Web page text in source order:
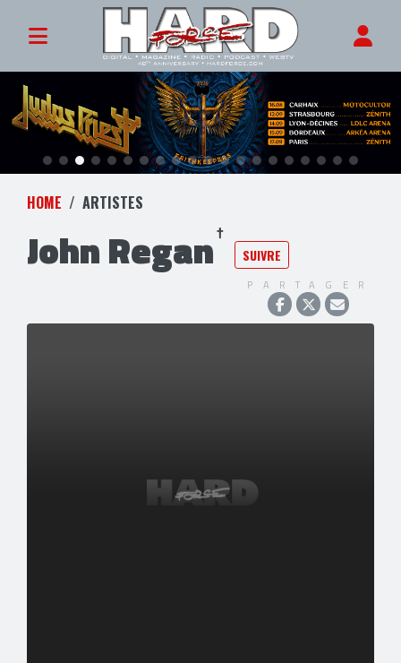
HOME ARTISTES
John Regan SUIVRE
PARTAGER